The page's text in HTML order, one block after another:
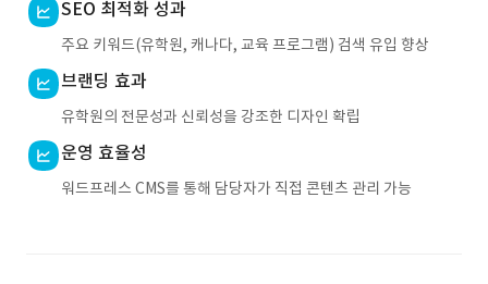
SEO 최적화 성과
주요 키워드(유학원, 캐나다, 교육 프로그램) 검색 유입 향상
브랜딩 효과
유학원의 전문성과 신뢰성을 강조한 디자인 확립
운영 효율성
워드프레스 CMS를 통해 담당자가 직접 콘텐츠 관리 가능